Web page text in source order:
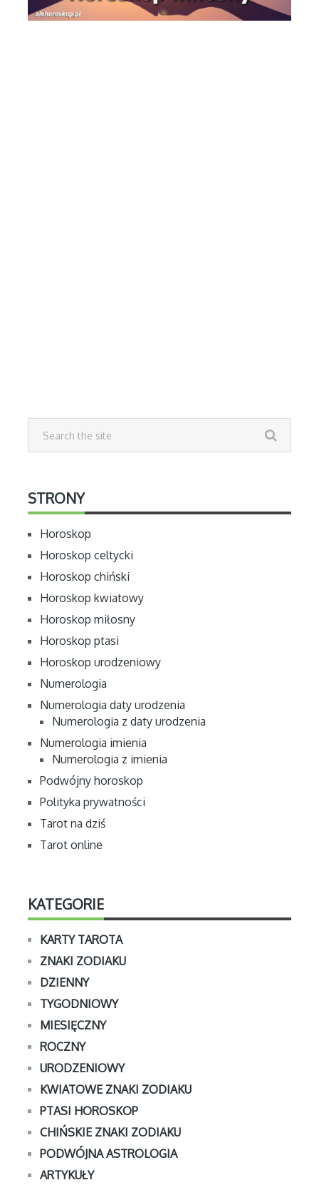
STRONY
Horoskop
Horoskop celtycki
Horoskop chiński
Horoskop kwiatowy
Horoskop miłosny
Horoskop ptasi
Horoskop urodzeniowy
Numerologia
Numerologia daty urodzenia
Numerologia z daty urodzenia
Numerologia imienia
Numerologia z imienia
Podwójny horoskop
Polityka prywatności
Tarot na dziś
Tarot online
KATEGORIE
KARTY TAROTA
ZNAKI ZODIAKU
DZIENNY
TYGODNIOWY
MIESIĘCZNY
ROCZNY
URODZENIOWY
KWIATOWE ZNAKI ZODIAKU
PTASI HOROSKOP
CHIŃSKIE ZNAKI ZODIAKU
PODWÓJNA ASTROLOGIA
ARTYKUŁY